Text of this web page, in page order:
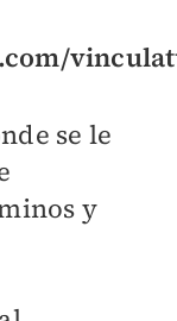
.com/
se le
y